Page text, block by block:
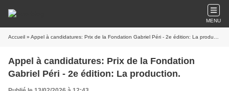
MENU
Accueil » Appel à candidatures: Prix de la Fondation Gabriel Péri - 2e édition: La production.
Appel à candidatures: Prix de la Fondation
Gabriel Péri - 2e édition: La production.